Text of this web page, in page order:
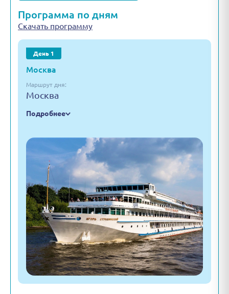
Программа по дням
Скачать программу
День 1
Москва
Маршрут дня:
Москва
Подробнее